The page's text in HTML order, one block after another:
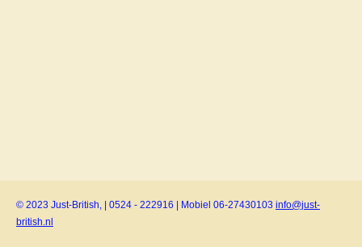
© 2023 Just-British, | 0524 - 222916 | Mobiel 06-27430103 info@just-
british.nl